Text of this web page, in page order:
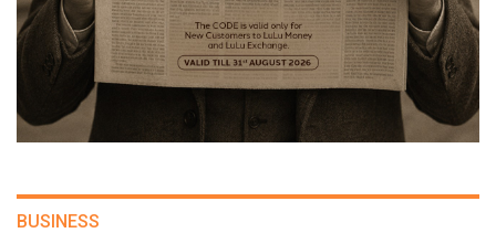
BUSINESS